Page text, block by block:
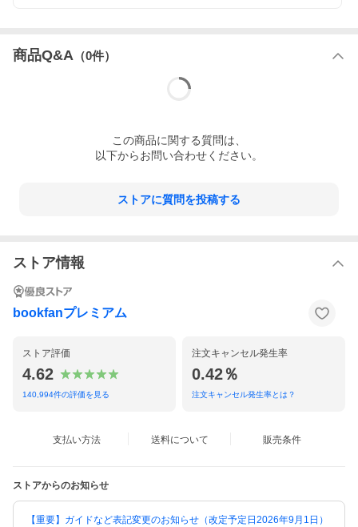
商品Q&A （0件）
この商品に関する質問は、
以下からお問い合わせください。
ストアに質問を投稿する
ストア情報
bookfanプレミアム
ストア評価
4.62
140,994件の評価を見る
注文キャンセル発生率
0.42％
注文キャンセル発生率とは？
支払い方法 送料について 販売条件
ストアからのお知らせ
【重要】ガイドなど表記変更のお知らせ（改定予定日2026年9月1日）